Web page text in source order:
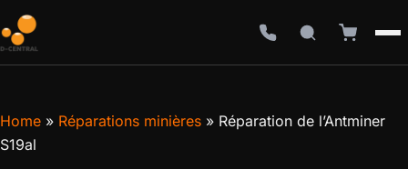
Home » Réparations minières » Réparation de l’Antminer
S19al